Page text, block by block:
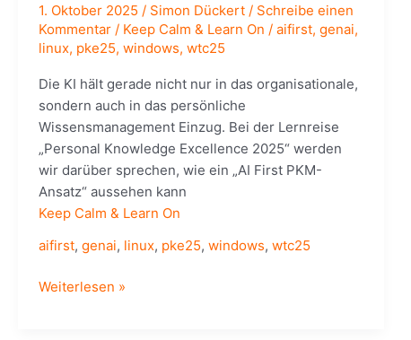
1. Oktober 2025 / Simon Dückert / Schreibe einen
Kommentar / Keep Calm & Learn On / aifirst, genai,
linux, pke25, windows, wtc25
Die KI hält gerade nicht nur in das organisationale,
sondern auch in das persönliche
Wissensmanagement Einzug. Bei der Lernreise
„Personal Knowledge Excellence 2025“ werden
wir darüber sprechen, wie ein „AI First PKM-
Ansatz“ aussehen kann
Keep Calm & Learn On
aifirst, genai, linux, pke25, windows, wtc25
KCLO:
Weiterlesen »